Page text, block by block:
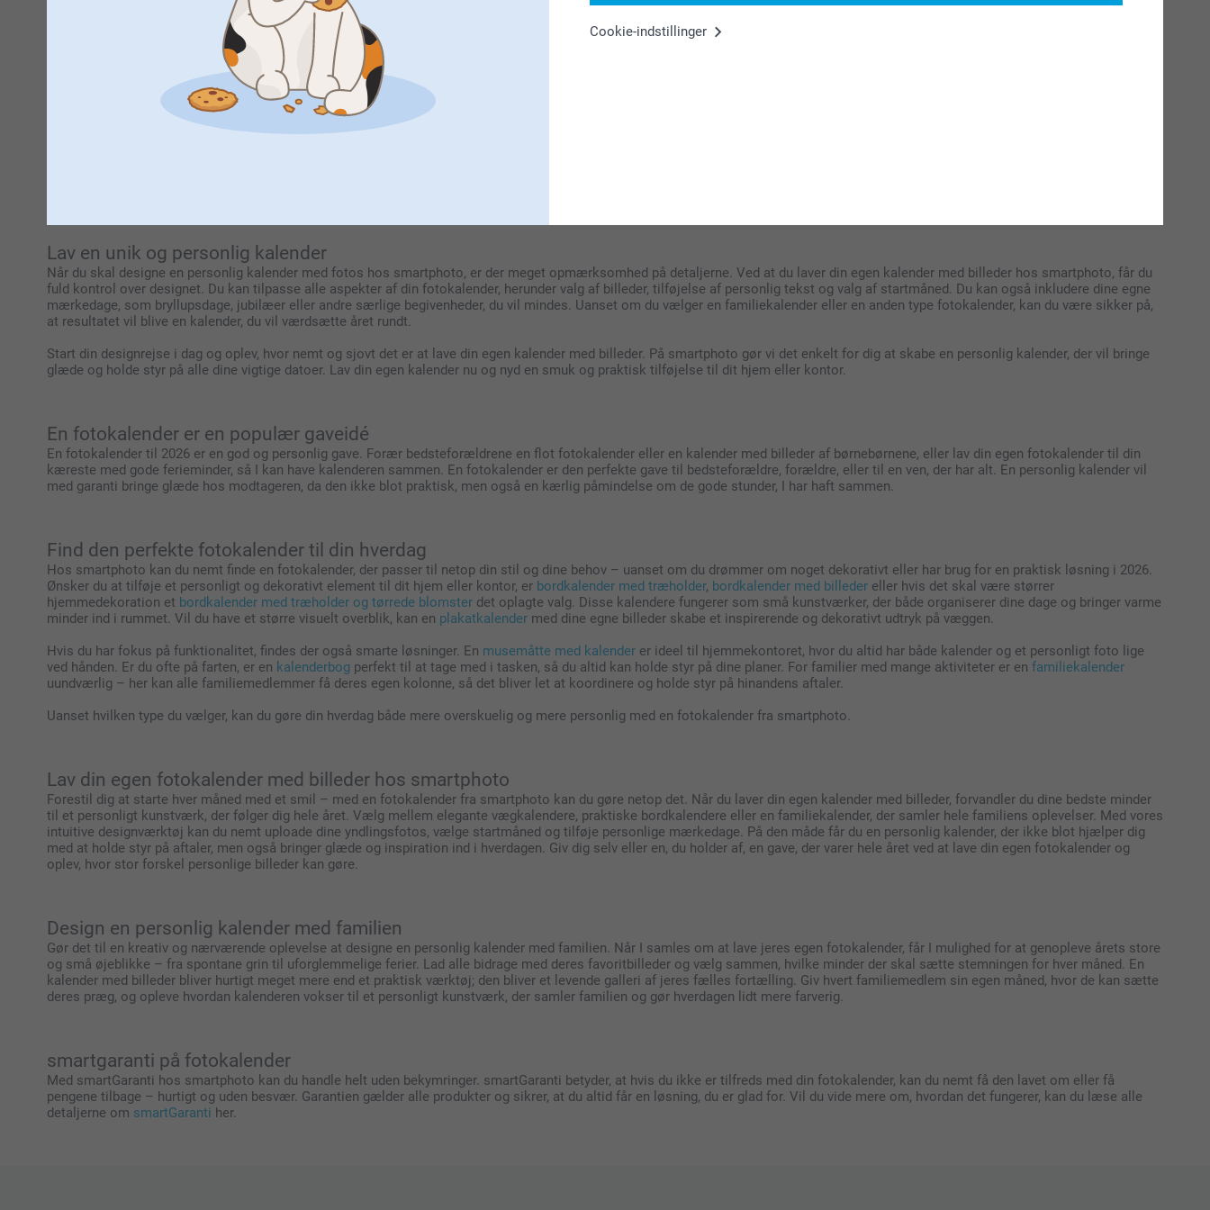
Cookie-indstillinger
En kalender til ethvert formål
Leder du efter en fotokalender til arbejdspladsen eller hjemmekontoret? En
er ideel til skrivebordet eller på kontoret. Den fungerer både som en smuk dekoration og som en
praktisk planlægger, der giver dig mulighed for at have vigtige datoer lige ved hånden. Hvis du vil huske fødselsdage, er vores fødselsdagskalender en fremragende løsning. Denne type
kalender gør det nemt at holde styr på alle venner og familiemedlemmers fødselsdage, så du altid kan være forberedt med en hilsen eller gave.
En kalender til ethvert formål
Lav en unik og personlig kalender
Når du skal designe en personlig kalender med fotos hos smartphoto, er der meget opmærksomhed på detaljerne. Ved at du laver din egen kalender med billeder hos smartphoto, får du
fuld kontrol over designet. Du kan tilpasse alle aspekter af din fotokalender, herunder valg af billeder, tilføjelse af personlig tekst og valg af startmåned. Du kan også inkludere dine egne
mærkedage, som bryllupsdage, jubilæer eller andre særlige begivenheder, du vil mindes. Uanset om du vælger en familiekalender eller en anden type fotokalender, kan du være sikker på,
at resultatet vil blive en kalender, du vil værdsætte året rundt.
Start din designrejse i dag og oplev, hvor nemt og sjovt det er at lave din egen kalender med billeder. På smartphoto gør vi det enkelt for dig at skabe en personlig kalender, der vil bringe
glæde og holde styr på alle dine vigtige datoer. Lav din egen kalender nu og nyd en smuk og praktisk tilføjelse til dit hjem eller kontor.
En fotokalender er en populær gaveidé
En fotokalender til 2026 er en god og personlig gave. Forær bedsteforældrene en flot fotokalender eller en kalender med billeder af børnebørnene, eller lav din egen fotokalender til din
kæreste med gode ferieminder, så I kan have kalenderen sammen. En fotokalender er den perfekte gave til bedsteforældre, forældre, eller til en ven, der har alt. En personlig kalender vil
med garanti bringe glæde hos modtageren, da den ikke blot praktisk, men også en kærlig påmindelse om de gode stunder, I har haft sammen.
Find den perfekte fotokalender til din hverdag
Hos smartphoto kan du nemt finde en fotokalender, der passer til netop din stil og dine behov – uanset om du drømmer om noget dekorativt eller har brug for en praktisk løsning i 2026.
Ønsker du at tilføje et personligt og dekorativt element til dit hjem eller kontor, er bordkalender med træholder, bordkalender med billeder eller hvis det skal være størrer
hjemmedekoration et bordkalender med træholder og tørrede blomster det oplagte valg. Disse kalendere fungerer som små kunstværker, der både organiserer dine dage og bringer varme
minder ind i rummet. Vil du have et større visuelt overblik, kan en plakatkalender med dine egne billeder skabe et inspirerende og dekorativt udtryk på væggen.
Hvis du har fokus på funktionalitet, findes der også smarte løsninger. En musemåtte med kalender er ideel til hjemmekontoret, hvor du altid har både kalender og et personligt foto lige
ved hånden. Er du ofte på farten, er en kalenderbog perfekt til at tage med i tasken, så du altid kan holde styr på dine planer. For familier med mange aktiviteter er en familiekalender
uundværlig – her kan alle familiemedlemmer få deres egen kolonne, så det bliver let at koordinere og holde styr på hinandens aftaler.
Uanset hvilken type du vælger, kan du gøre din hverdag både mere overskuelig og mere personlig med en fotokalender fra smartphoto.
Lav din egen fotokalender med billeder hos smartphoto
Forestil dig at starte hver måned med et smil – med en fotokalender fra smartphoto kan du gøre netop det. Når du laver din egen kalender med billeder, forvandler du dine bedste minder
til et personligt kunstværk, der følger dig hele året. Vælg mellem elegante vægkalendere, praktiske bordkalendere eller en familiekalender, der samler hele familiens oplevelser. Med vores
intuitive designværktøj kan du nemt uploade dine yndlingsfotos, vælge startmåned og tilføje personlige mærkedage. På den måde får du en personlig kalender, der ikke blot hjælper dig
med at holde styr på aftaler, men også bringer glæde og inspiration ind i hverdagen. Giv dig selv eller en, du holder af, en gave, der varer hele året ved at lave din egen fotokalender og
oplev, hvor stor forskel personlige billeder kan gøre.
Design en personlig kalender med familien
Gør det til en kreativ og nærværende oplevelse at designe en personlig kalender med familien. Når I samles om at lave jeres egen fotokalender, får I mulighed for at genopleve årets store
og små øjeblikke – fra spontane grin til uforglemmelige ferier. Lad alle bidrage med deres favoritbilleder og vælg sammen, hvilke minder der skal sætte stemningen for hver måned. En
kalender med billeder bliver hurtigt meget mere end et praktisk værktøj; den bliver et levende galleri af jeres fælles fortælling. Giv hvert familiemedlem sin egen måned, hvor de kan sætte
deres præg, og opleve hvordan kalenderen vokser til et personligt kunstværk, der samler familien og gør hverdagen lidt mere farverig.
smartgaranti på fotokalender
Med smartGaranti hos smartphoto kan du handle helt uden bekymringer. smartGaranti betyder, at hvis du ikke er tilfreds med din fotokalender, kan du nemt få den lavet om eller få
pengene tilbage – hurtigt og uden besvær. Garantien gælder alle produkter og sikrer, at du altid får en løsning, du er glad for. Vil du vide mere om, hvordan det fungerer, kan du læse alle
detaljerne om smartGaranti her.